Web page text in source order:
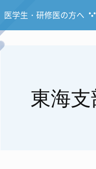
医学生・研修医の方へ
東海支